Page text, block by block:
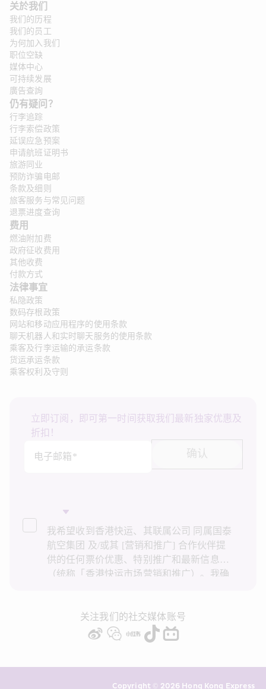
关於我们
我们的历程
我们的员工
为何加入我们
职位空缺
媒体中心
可持续发展
廣告查詢
仍有疑问？
行李追踪
行李索偿政策
延误应急预案
申请航班证明书
旅游同业
预防诈骗电邮
条款及细则
旅客服务与常见问题
退票进度查询
费用
燃油附加费
政府征收费用
其他收费
付款方式
法律事宜
私隐政策
数码存根政策
网站和移动应用程序的使用条款
聊天机器人和实时聊天服务的使用条款
乘客及行李运输的承运条款
货运承运条款
乘客权利及守则
立即订阅，即可第一时间获取我们最新独家优惠及
折扣！
电子邮箱*
确认
我希望收到香港快运、其联属公司 同属国泰
航空集团 及/或其 [营销和推广] 合作伙伴提
供的任何票价优惠、特别推广和最新信息
（统称「香港快运市场营销和推广）。我确
务历史记录进行直接市场营销和推广。我知
悉在未经我的同意下，香港快运不会使用我
的个人资料作直接营销和推广用途。详情请
关注我们的社交媒体账号
Copyright © 2026 Hong Kong Express